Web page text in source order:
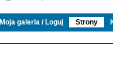
Moja galeria / Loguj Strony